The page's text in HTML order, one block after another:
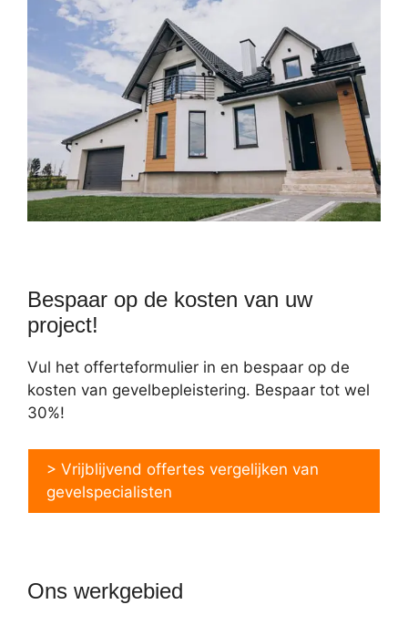
Bespaar op de kosten van uw
project!
Vul het offerteformulier in en bespaar op de
kosten van gevelbepleistering. Bespaar tot wel
30%!
> Vrijblijvend offertes vergelijken van
gevelspecialisten
Ons werkgebied